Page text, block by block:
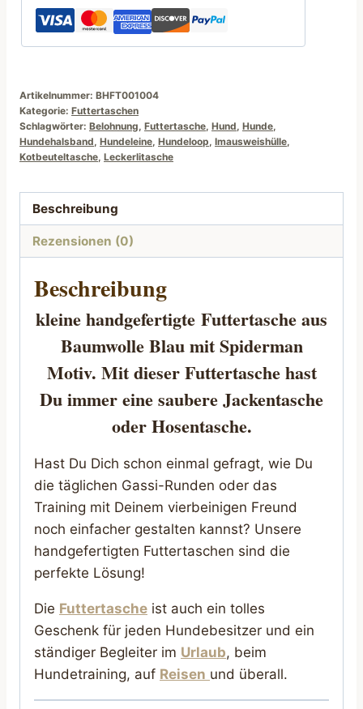
Motiv
Menge
Artikelnummer: BHFT001004
Kategorie: Futtertaschen
Schlagwörter: Belohnung, Futtertasche, Hund, Hunde,
Hundehalsband, Hundeleine, Hundeloop, Imausweishülle,
Kotbeuteltasche, Leckerlitasche
Beschreibung
Rezensionen (0)
Beschreibung
kleine handgefertigte Futtertascheaus
Baumwolle Blau mit Spiderman
Motiv. Mit dieser Futtertasche hast
Du immer eine saubere Jackentasche
oder Hosentasche.
Hast Du Dich schon einmal gefragt, wie Du
die täglichen Gassi-Runden oder das
Training mit Deinem vierbeinigen Freund
noch einfacher gestalten kannst? Unsere
handgefertigten Futtertaschen sind die
perfekte Lösung!
Die Futtertasche ist auch ein tolles
Geschenk für jeden Hundebesitzer und ein
ständiger Begleiter im Urlaub, beim
Hundetraining, auf Reisen und überall.